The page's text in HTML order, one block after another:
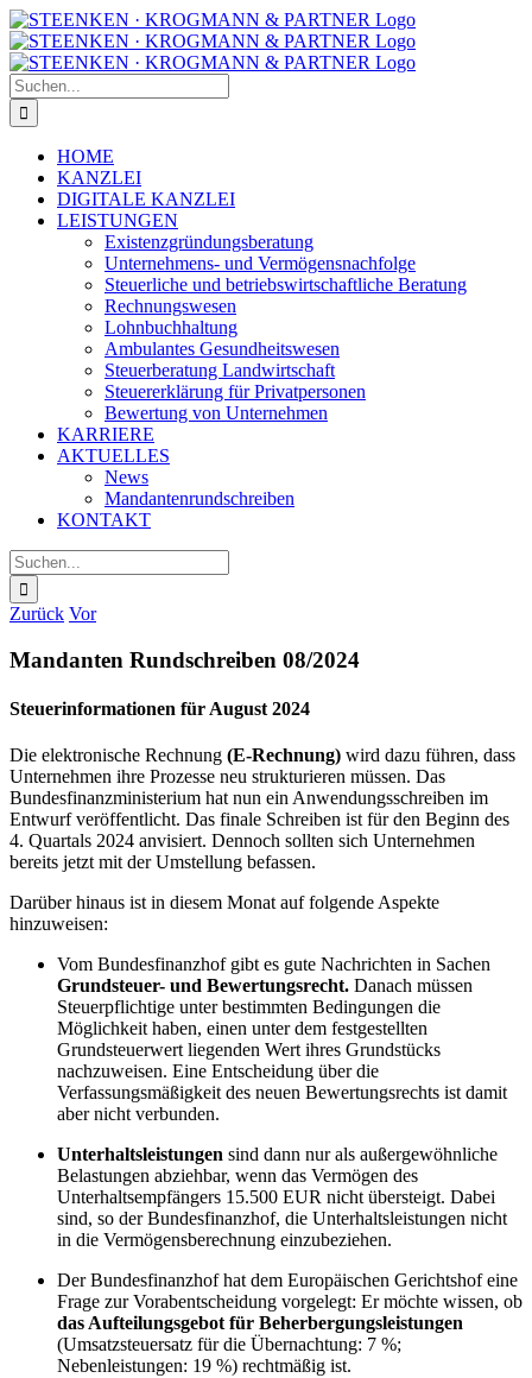
Zum
Inhalt
springen
Facebook
Instagram
Suche
nach:
HOME
KANZLEI
DIGITALE KANZLEI
LEISTUNGEN
Existenzgründungsberatung
Unternehmens- und Vermögensnachfolge
Steuerliche und betriebswirtschaftliche Beratung
Rechnungswesen
Lohnbuchhaltung
Ambulantes Gesundheitswesen
Steuerberatung Landwirtschaft
Steuererklärung für Privatpersonen
Bewertung von Unternehmen
KARRIERE
AKTUELLES
News
Mandantenrundschreiben
KONTAKT
Suche
nach:
Zurück Vor
Mandanten Rundschreiben 08/2024
Steuerinformationen für August 2024
Die elektronische Rechnung (E-Rechnung) wird dazu führen, dass
Unternehmen ihre Prozesse neu strukturieren müssen. Das
Bundesfinanzministerium hat nun ein Anwendungsschreiben im
Entwurf veröffentlicht. Das finale Schreiben ist für den Beginn des
4. Quartals 2024 anvisiert. Dennoch sollten sich Unternehmen
bereits jetzt mit der Umstellung befassen.
Darüber hinaus ist in diesem Monat auf folgende Aspekte
hinzuweisen:
Vom Bundesfinanzhof gibt es gute Nachrichten in Sachen
Grundsteuer- und Bewertungsrecht. Danach müssen
Steuerpflichtige unter bestimmten Bedingungen die
Möglichkeit haben, einen unter dem festgestellten
Grundsteuerwert liegenden Wert ihres Grundstücks
nachzuweisen. Eine Entscheidung über die
Verfassungsmäßigkeit des neuen Bewertungsrechts ist damit
aber nicht verbunden.
Unterhaltsleistungen sind dann nur als außergewöhnliche
Belastungen abziehbar, wenn das Vermögen des
Unterhaltsempfängers 15.500 EUR nicht übersteigt. Dabei
sind, so der Bundesfinanzhof, die Unterhaltsleistungen nicht
in die Vermögensberechnung einzubeziehen.
Der Bundesfinanzhof hat dem Europäischen Gerichtshof eine
Frage zur Vorabentscheidung vorgelegt: Er möchte wissen, ob
das Aufteilungsgebot für Beherbergungsleistungen
(Umsatzsteuersatz für die Übernachtung: 7 %;
Nebenleistungen: 19 %) rechtmäßig ist.